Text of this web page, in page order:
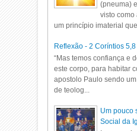
(pneuma)
visto como
um princípio imaterial
Reflexão - 2 Coríntios 5,8
“Mas temos confiança e
este corpo, para habitar
apostolo Paulo sendo
de teolog...
Um pouco
Social da